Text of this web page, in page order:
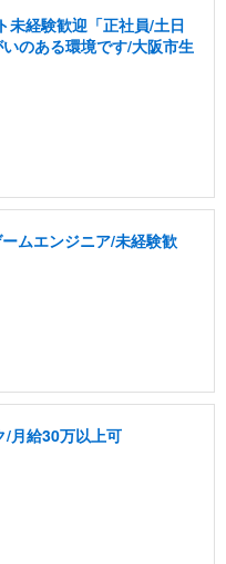
未経験歓迎「正社員/土日
のある環境です/大阪市生
ムエンジニア/未経験歓
/月給30万以上可